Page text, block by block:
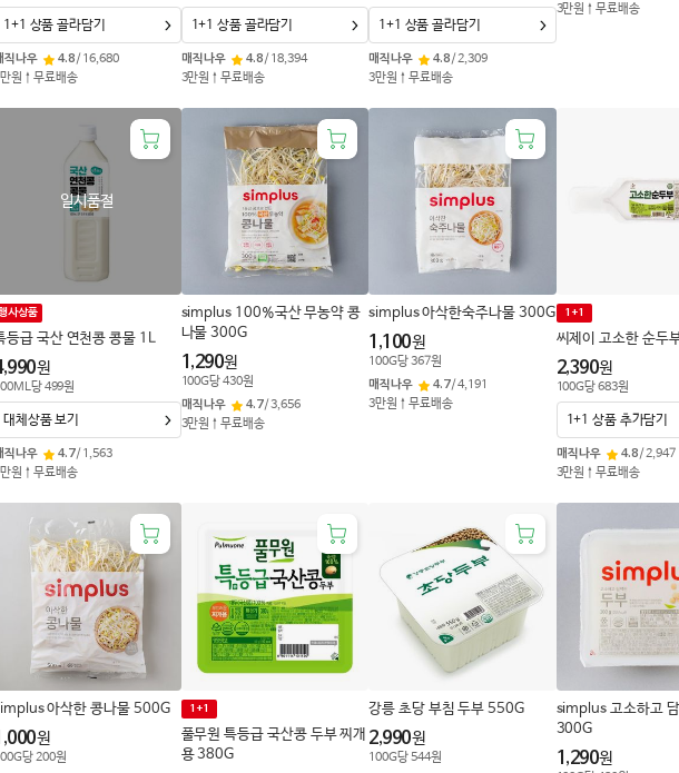
직나우 4.8/ 16,680
원↑무료배송
1+1 상품 골라담기
매직나우 4.8 / 18,394
3만원↑무료배송
1+1 상품 골라담기
매직나우 4.8/2,309
3만원↑무료배송
1+1 상품 골라담기
3만원↑무료배송
등급 국산 연천콩 콩물 1L
일시품절
사상품
원
ML당499원
직나우 4.7/ 1,563
원↑무료배송
대체상품 보기
simplus 100%국산 무농약 콩
나물 300G
1,290원
100G당430원
매직나우
4.7/3,656
3만원↑무료배송
simplus 아삭한숙주나물 300G
1,100원
100G당367원
매직나우
4.7/4,191
3만원↑무료배송
씨제이 고소한 순두
1+1
2,390원
100G당683원
매직나우 4.8 /2,947
3만원↑무료배송
1+1 상품 추가담기
아삭한 콩나물 500G
원
G당200원
풀무원 특등급 국산콩 두부 찌개
용 380G
1+1 강릉 초당 부침 두부 550G
2,990원
100G당544원
simplus 고소하고
300G
1,290원